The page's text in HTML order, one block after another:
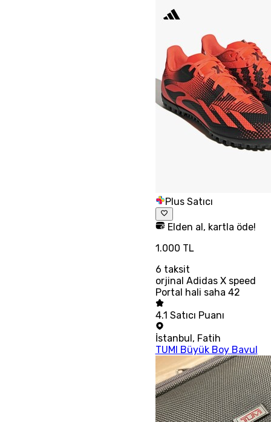
Plus Satıcı
Elden al, kartla öde!
1.000 TL
6 taksit
orjinal Adidas X speed
Portal hali saha 42
4.1 Satıcı Puanı
İstanbul, Fatih
TUMI Büyük Boy Bavul